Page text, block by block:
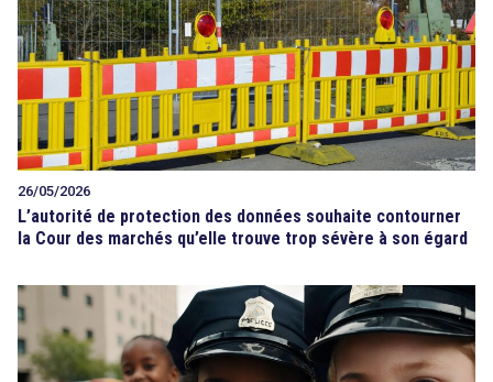
26/05/2026
L’autorité de protection des données souhaite contourner
la Cour des marchés qu’elle trouve trop sévère à son égard